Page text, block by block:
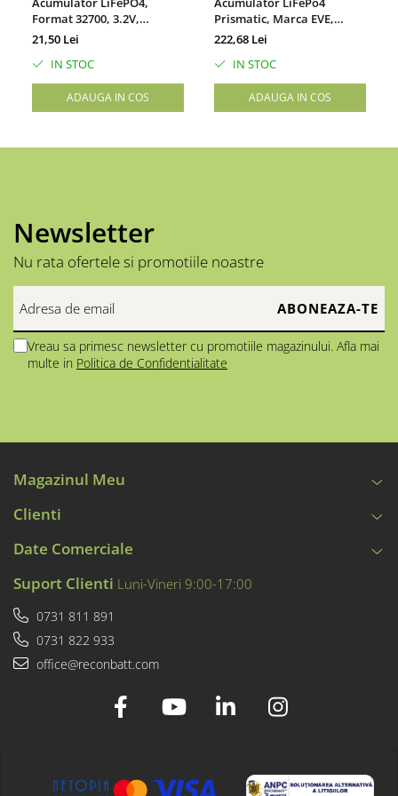
Format 32700, 3.2V,
6700mAh, 21.44Wh
21,50 Lei
IN STOC
ADAUGA IN COS
Prismatic, Marca EVE,
Capacitate 32Ah
222,68 Lei
IN STOC
ADAUGA IN COS
Newsletter
Nu rata ofertele si promotiile noastre
Vreau sa primesc newsletter cu promotiile magazinului. Afla mai
multe in Politica de Confidentialitate
Magazinul Meu
Clienti
Date Comerciale
Suport Clienti Luni-Vineri 9:00-17:00
0731 811 891
0731 822 933
office@reconbatt.com